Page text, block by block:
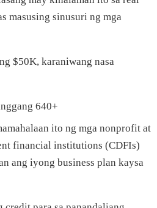
masusing sinusuri ng mga
$50K, karaniwang nasa
640+
ito ng mga nonprofit at
financial institutions (CDFIs)
ang iyong business plan kaysa